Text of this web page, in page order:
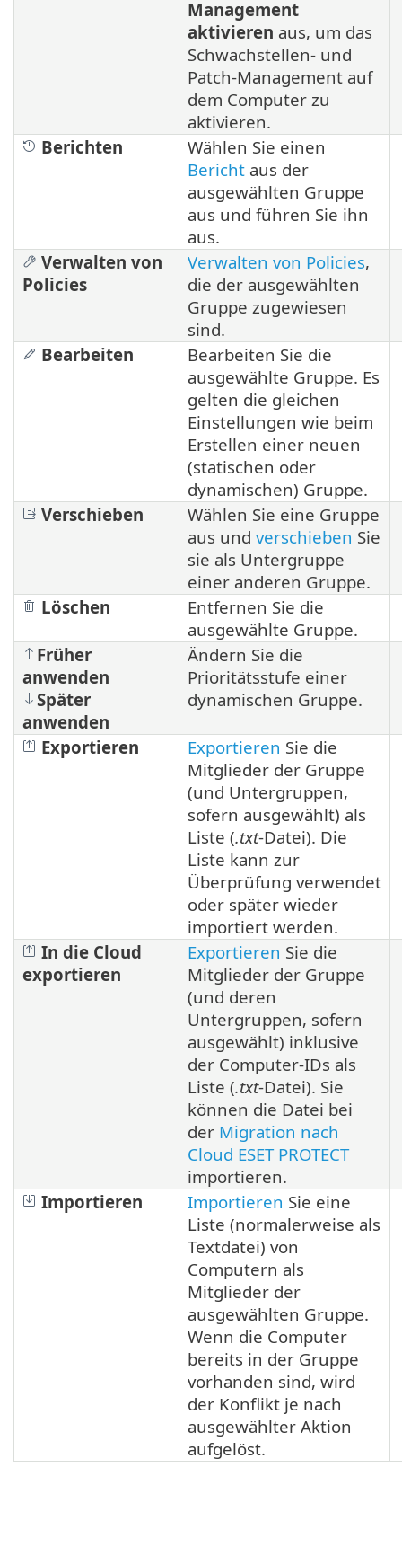
Management
aktivieren aus, um das
Schwachstellen- und
Patch-Management auf
dem Computer zu
aktivieren.
Berichten
Wählen Sie einen
Bericht aus der
ausgewählten Gruppe
aus und führen Sie ihn
aus.
Verwalten von
Policies
Verwalten von Policies,
die der ausgewählten
Gruppe zugewiesen
sind.
Bearbeiten
Bearbeiten Sie die
ausgewählte Gruppe. Es
gelten die gleichen
Einstellungen wie beim
Erstellen einer neuen
(statischen oder
dynamischen) Gruppe.
Verschieben
Wählen Sie eine Gruppe
aus und verschieben Sie
sie als Untergruppe
einer anderen Gruppe.
Löschen
Entfernen Sie die
ausgewählte Gruppe.
Früher
anwenden
Später
anwenden
Ändern Sie die
Prioritätsstufe einer
dynamischen Gruppe.
Exportieren Exportieren Sie die
Mitglieder der Gruppe
(und Untergruppen,
sofern ausgewählt) als
Liste (.txt-Datei). Die
Liste kann zur
Überprüfung verwendet
oder später wieder
importiert werden.
In die Cloud
exportieren
Exportieren Sie die
Mitglieder der Gruppe
(und deren
Untergruppen, sofern
ausgewählt) inklusive
der Computer-IDs als
Liste (.txt-Datei). Sie
können die Datei bei
der Migration nach
Cloud ESET PROTECT
importieren.
Importieren
Importieren Sie eine
Liste (normalerweise als
Textdatei) von
Computern als
Mitglieder der
ausgewählten Gruppe.
Wenn die Computer
bereits in der Gruppe
vorhanden sind, wird
der Konflikt je nach
ausgewählter Aktion
aufgelöst.